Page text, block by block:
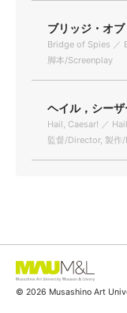
ブリッジ・オ
Bridge of Spies ／
脚本/Screenplay
ヘイル，シー
Hail, Caesar! ／
監督/Director, 製作
© 2026 Musashino Art